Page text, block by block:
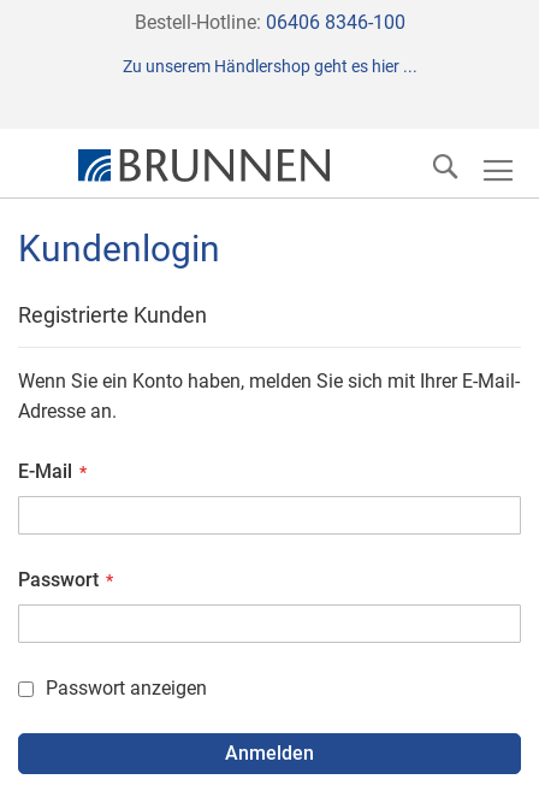
Direkt
Inhalt
Bestell-Hotline: 06406 8346-100
Zu unserem Händlershop geht es hier ...
Suche
Kundenlogin
Registrierte Kunden
Wenn Sie ein Konto haben, melden Sie sich mit Ihrer E-Mail-
Adresse an.
E-Mail
Passwort
Passwort anzeigen
Anmelden